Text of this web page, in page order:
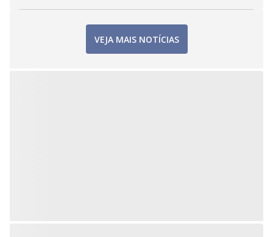
VEJA MAIS NOTÍCIAS